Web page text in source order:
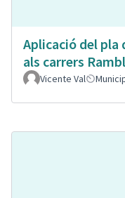
Aplicació del
als carrers
Vicente Val